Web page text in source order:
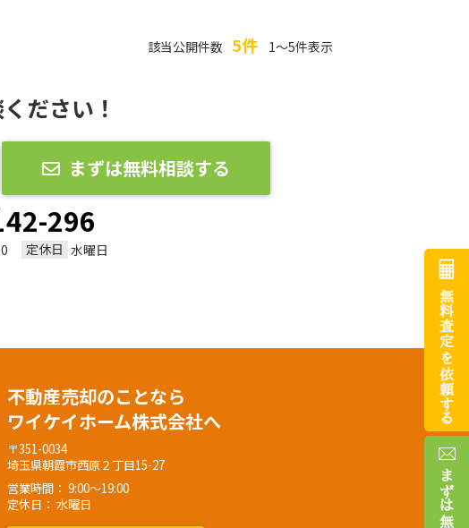
該当公開件数 5件 1～5件表示
ださい！
まずは無料相談する
296
定休日 水曜日
不動産売却のことなら
ワイケイホーム株式会社へ
〒351-0034
埼玉県朝霞市西原２丁目15-27
営業時間： 9:00～19:00
定休日： 水曜日